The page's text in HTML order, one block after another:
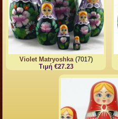
Violet Matryoshka(7017)
Τιμή €27.23